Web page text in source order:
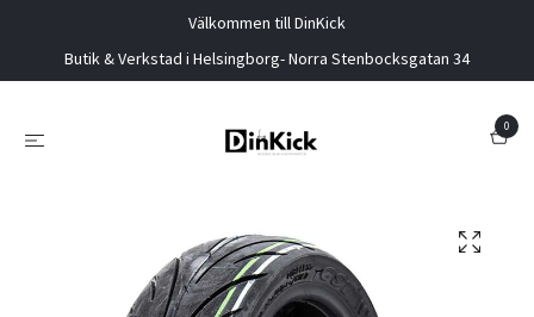
Välkommen till DinKick
Butik & Verkstad i Helsingborg- Norra Stenbocksgatan 34
0